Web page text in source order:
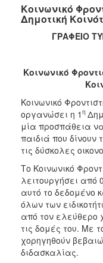
2022
2021
2020
2018
2017
2016
2015
2013
2012
2011
2010
2006
Κοινωνικό
Δημοτική
ΓΡΑΦΕΙΟ
Κοινωνικό
Κοινωνικό
οργανώσει η 1 η
μία προσπάθεια
παιδιά που
τις δύσκολες
Το Κοινωνικό
λειτουργήσει από
αυτό το δεδομένο
όλων των
από τον ελεύθερο
τις δομές του. Με
χορηγηθούν
διδασκαλίας.